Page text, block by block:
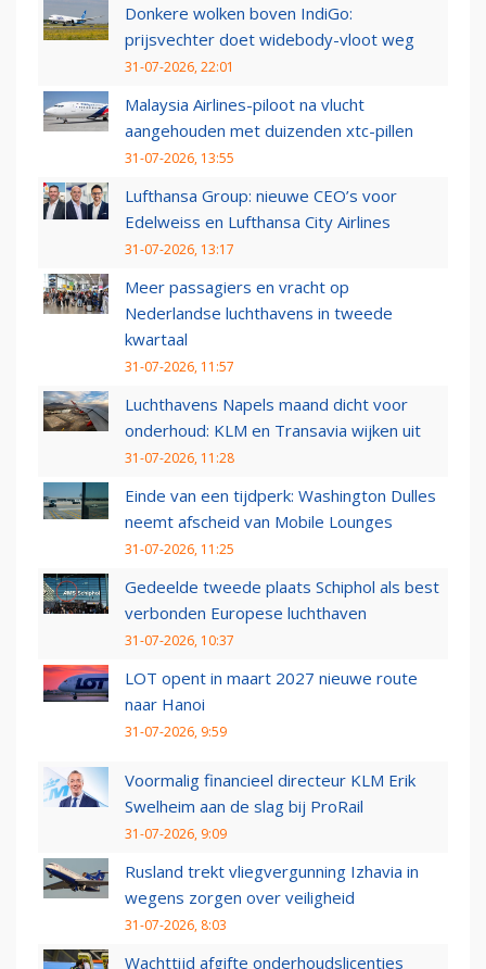
Donkere wolken boven IndiGo:
prijsvechter doet widebody-vloot weg
31-07-2026, 22:01
Malaysia Airlines-piloot na vlucht
aangehouden met duizenden xtc-pillen
31-07-2026, 13:55
Lufthansa Group: nieuwe CEO’s voor
Edelweiss en Lufthansa City Airlines
31-07-2026, 13:17
Meer passagiers en vracht op
Nederlandse luchthavens in tweede
kwartaal
31-07-2026, 11:57
Luchthavens Napels maand dicht voor
onderhoud: KLM en Transavia wijken uit
31-07-2026, 11:28
Einde van een tijdperk: Washington Dulles
neemt afscheid van Mobile Lounges
31-07-2026, 11:25
Gedeelde tweede plaats Schiphol als best
verbonden Europese luchthaven
31-07-2026, 10:37
LOT opent in maart 2027 nieuwe route
naar Hanoi
31-07-2026, 9:59
Voormalig financieel directeur KLM Erik
Swelheim aan de slag bij ProRail
31-07-2026, 9:09
Rusland trekt vliegvergunning Izhavia in
wegens zorgen over veiligheid
31-07-2026, 8:03
Wachttijd afgifte onderhoudslicenties